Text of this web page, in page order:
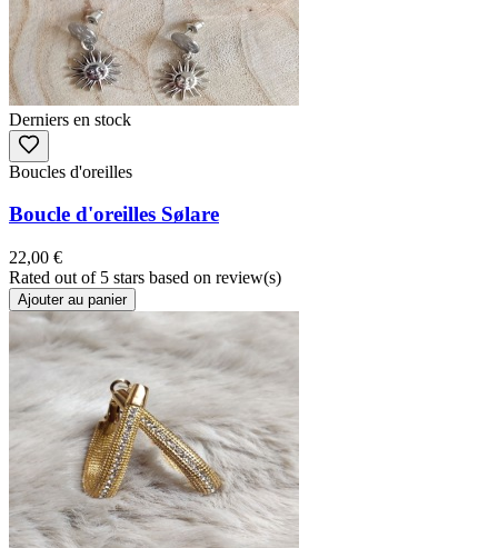
Derniers en stock
Boucles d'oreilles
Boucle d'oreilles Sølare
22,00 €
Rated out of 5 stars based on review(s)
Ajouter au panier